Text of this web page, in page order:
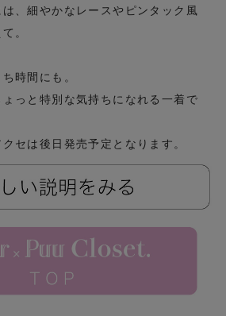
、細やかなレースやピンタック風
。
時間にも。
っと特別な気持ちになれる一着で
セは後日発売予定となります。